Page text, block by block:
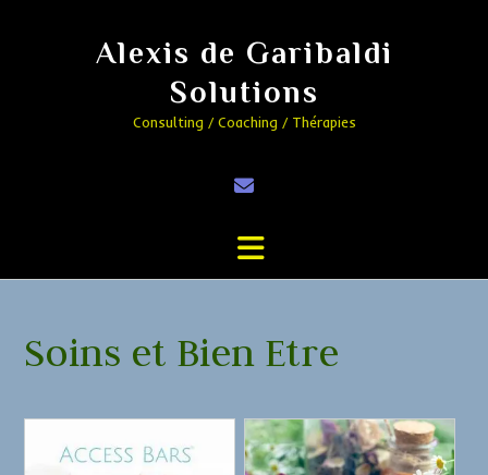
Alexis de Garibaldi
Solutions
Consulting / Coaching / Thérapies
Soins et Bien Etre